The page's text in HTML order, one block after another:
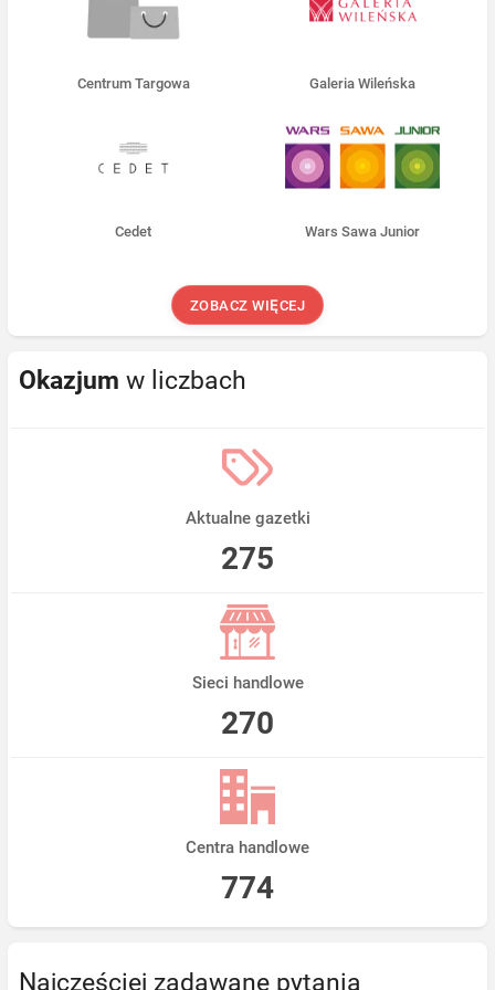
Centrum Targowa Galeria Wileńska
Cedet Wars Sawa Junior
ZOBACZ WIĘCEJ
Okazjum w liczbach
Aktualne gazetki
275
Sieci handlowe
270
Centra handlowe
774
Najczęściej zadawane pytania